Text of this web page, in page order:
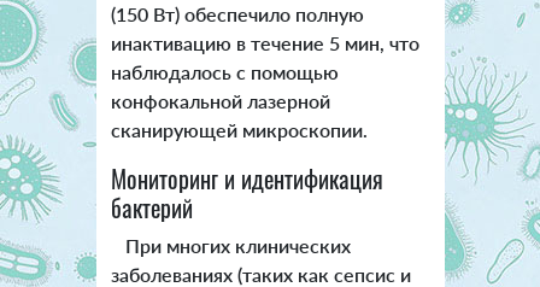
(150 Вт) обеспечило полную
инактивацию в течение 5 мин, что
наблюдалось с помощью
конфокальной лазерной
сканирующей микроскопии.
Мониторинг и идентификация
бактерий
При многих клинических
заболеваниях (таких как сепсис и